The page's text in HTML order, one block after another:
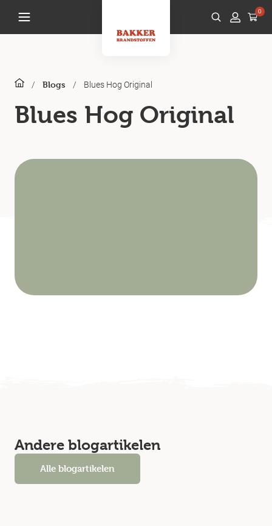
0
/ Blogs / Blues Hog Original
Blues Hog Original
Andere blogartikelen
Alle blogartikelen